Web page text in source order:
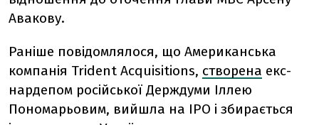
Авакову.
Раніше повідомлялося, що Американська
компанія Trident Acquisitions, створена екс-
нардепом російської Держдуми Іллею
Пономарьовим, вийшла на IPO і збирається